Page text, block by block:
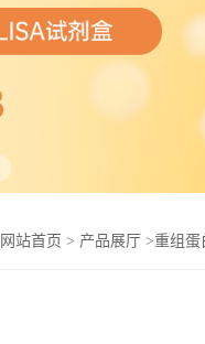
网站首页 > 产品展厅 >重组蛋